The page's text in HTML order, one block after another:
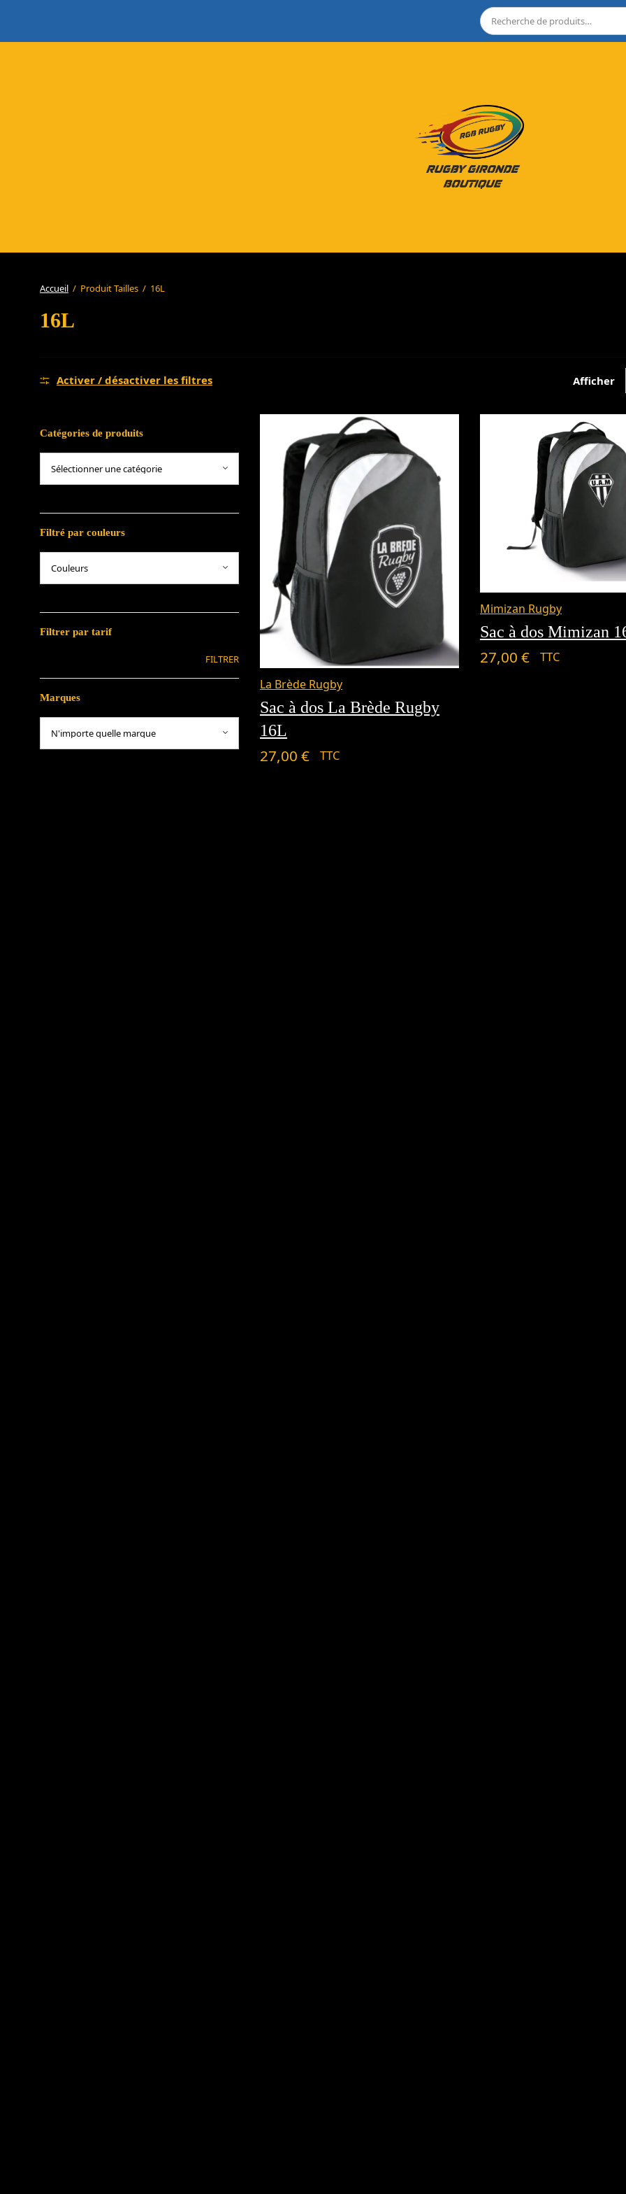
Accueil / Produit Tailles / 16L
16L
Activer / désactiver les filtres Afficher
Catégories de produits
Filtré par couleurs
Filtrer par tarif
FILTRER
Marques
La Brède Rugby
Sac à dos La Brède Rugby
16L
27,00 € TTC
Mimizan Rugby
Sac à dos Mimizan
27,00 € TTC